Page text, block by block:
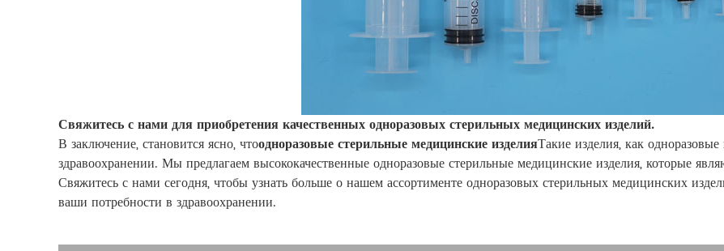
Свяжитесь с нами для приобретения качественных одноразовых стерильных медицинских изделий.
В заключение, становится ясно, чтоодноразовые стерильные медицинские изделияТакие изделия, как
здравоохранении. Мы предлагаем высококачественные одноразовые стерильные медицинские изделия, которые
Свяжитесь с нами сегодня, чтобы узнать больше о нашем ассортименте одноразовых стерильных медицинских
ваши потребности в здравоохранении.